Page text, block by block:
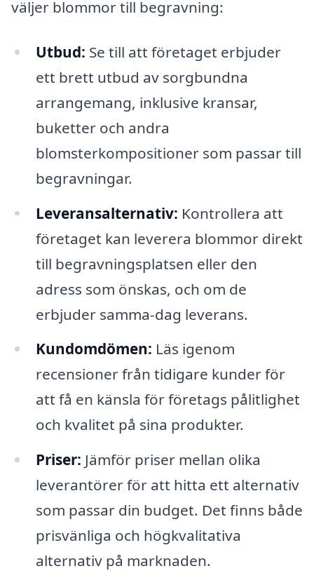
väljer blommor till begravning:
Utbud: Se till att företaget erbjuder
ett brett utbud av sorgbundna
arrangemang, inklusive kransar,
buketter och andra
blomsterkompositioner som passar till
begravningar.
Leveransalternativ: Kontrollera att
företaget kan leverera blommor direkt
till begravningsplatsen eller den
adress som önskas, och om de
erbjuder samma-dag leverans.
Kundomdömen: Läs igenom
recensioner från tidigare kunder för
att få en känsla för företags pålitlighet
och kvalitet på sina produkter.
Priser: Jämför priser mellan olika
leverantörer för att hitta ett alternativ
som passar din budget. Det finns både
prisvänliga och högkvalitativa
alternativ på marknaden.